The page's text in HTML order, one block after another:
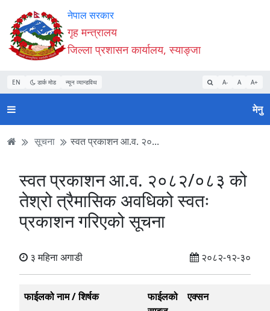
Accessibility
Mode
सुरु
गर्नुहोस्
सामाग्री
पढ्नुहाेस्
नेभिगेसन
पढ्नुहाेस्
वेबसाइट
खोजमा
जानुहोस्
नेपाल सरकार
गृह मन्त्रालय
जिल्ला प्रशासन कार्यालय, स्याङ्जा
EN डार्क मोड न्यून व्यान्डविथ A- A A+
मेनु
सूचना स्वत प्रकाशन आ.व. २०...
स्वत प्रकाशन आ.व. २०८२/०८३ को
तेश्रो त्रैमासिक अवधिको स्वतः
प्रकाशन गरिएको सूचना
३ महिना अगाडी २०८२-१२-३०
फाईलको नाम / शिर्षक
फाईलको
एक्सन